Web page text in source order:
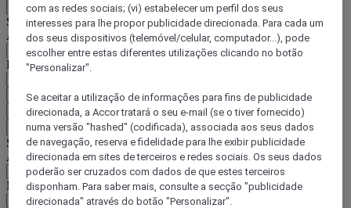
Voltar
Selecione o seu país e idioma abaixo
Área geográfica
País/região-idioma
Confirmar o meu país e idioma
EUR (€)
Voltar
Selecione a moeda abaixo
Área geográfica
Moeda
com as redes sociais; (vi) estabelecer um perfil dos seus
interesses para lhe propor publicidade direcionada. Para cada um
dos seus dispositivos (telemóvel/celular, computador...), pode
escolher entre estas diferentes utilizações clicando no botão
"Personalizar".
Se aceitar a utilização de informações para fins de publicidade
direcionada, a Accor tratará o seu e-mail (se o tiver fornecido)
numa versão "hashed" (codificada), associada aos seus dados
de navegação, reserva e fidelidade para lhe exibir publicidade
direcionada em sites de terceiros e redes sociais. Os seus dados
poderão ser cruzados com dados de que estes terceiros
disponham. Para saber mais, consulte a secção "publicidade
direcionada" através do botão "Personalizar".